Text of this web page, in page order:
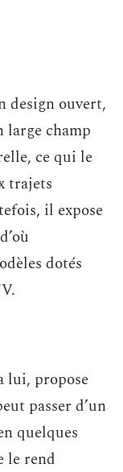
design ouvert,
champ
ce qui le
trajets
il expose
dotés
lui, propose
passer d’un
quelques
le rend